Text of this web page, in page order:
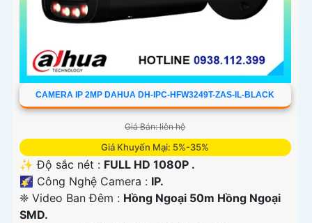
CAMERA IP 2MP DAHUA DH-IPC-HFW3249T-ZAS-IL-BLACK
Giá Bán: liên hệ
Giá Khuyến Mại: 5%-35%
✨ Độ sắc nét : FULL HD 1080P .
🌠 Công Nghệ Camera : IP.
❈ Video Ban Đêm : Hồng Ngoại 50m Hồng Ngoại
SMD.